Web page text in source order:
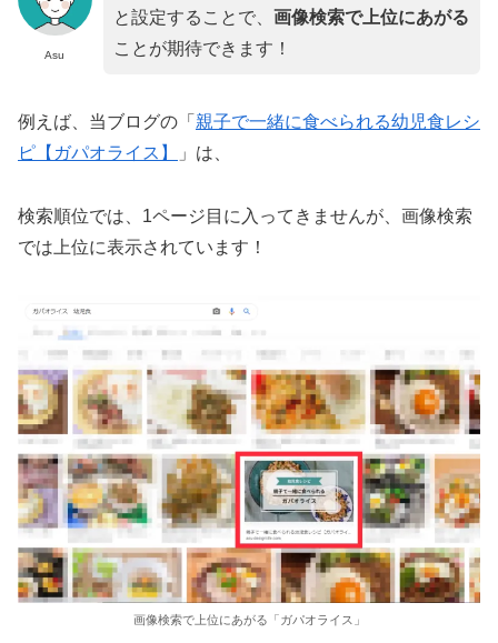
Asu
と設定することで、 画像検索で上位にあがる
ことが期待できます！
例えば、当ブログの「 親子で一緒に食べられる幼児食レシ
ピ【ガパオライス】
」は、
検索順位では、1ページ目に入ってきませんが、画像検索
では上位に表示されています！
画像検索で上位にあがる「ガパオライス」